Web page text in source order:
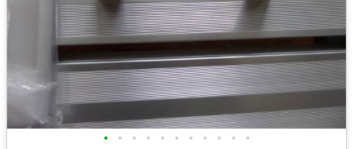
• • • • • • • • • • •